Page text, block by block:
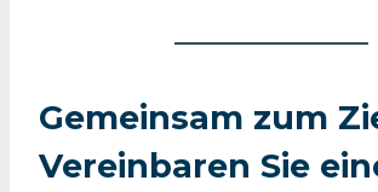
Gemeinsam zum
Vereinbaren Sie